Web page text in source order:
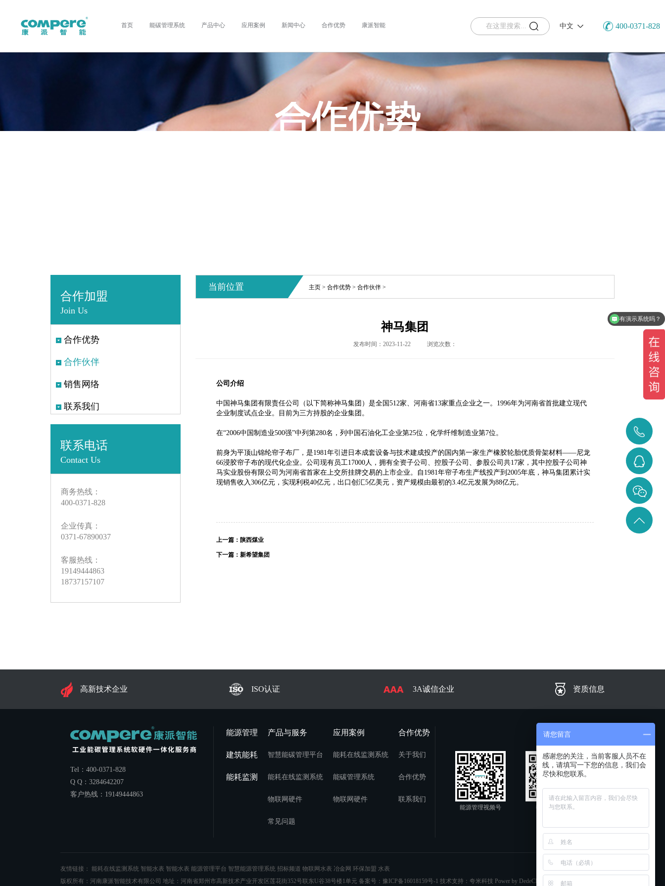
400-
0371-
3284642207
返回
首页 能碳管理系统 产品中心 应用案例 新闻中心 合作优势 康派智能 中文 400-0371-828
合作加盟
Join Us
合作优势
合作伙伴
销售网络
联系我们
联系电话
Contact Us
商务热线：
400-0371-828
企业传真：
0371-67890037
客服热线：
19149444863
18737157107
当前位置 主页> 合作优势> 合作伙伴>
神马集团
发布时间：2023-11-22 浏览次数：
公司介绍
中国神马集团有限责任公司（以下简称神马集团）是全国512家、河南省13家重点企业之一。1996年为河南省首批建立现代
企业制度试点企业。目前为三方持股的企业集团。
在“2006中国制造业500强”中列第280名，列中国石油化工企业第25位，化学纤维制造业第7位。
前身为平顶山锦纶帘子布厂，是1981年引进日本成套设备与技术建成投产的国内第一家生产橡胶轮胎优质骨架材料——尼龙
66浸胶帘子布的现代化企业。公司现有员工17000人，拥有全资子公司、控股子公司、参股公司共17家，其中控股子公司神
马实业股份有限公司为河南省首家在上交所挂牌交易的上市企业。自1981年帘子布生产线投产到2005年底，神马集团累计实
现销售收入306亿元，实现利税40亿元，出口创汇5亿美元，资产规模由最初的3.4亿元发展为88亿元。
上一篇： 陕西煤业
下一篇： 新希望集团
高新技术企业 ISO认证 3A诚信企业 资质信息
Tel：400-0371-828
Q Q：3284642207
客户热线：19149444863
能源管理
建筑能耗
能耗监测
产品与服务
智慧能碳管理平台
能耗在线监测系统
物联网硬件
常见问题
应用案例
能耗在线监测系统
能碳管理系统
物联网硬件
合作优势
关于我们
合作优势
联系我们
能源管理视频号 微信公众号
友情链接： 能耗在线监测系统 智能水表 智能水表 能源管理平台 智慧能源管理系统 招标频道 物联网水表 冶金网 环保加盟 水表
版权所有：河南康派智能技术有限公司 地址：河南省郑州市高新技术产业开发区莲花街352号联东U谷38号楼1单元 备案号： 豫ICP备16018159号-1 技术支持：夸米科技 Power by DedeCMS
有演示系统吗？
请您留言
感谢您的关注，当前客服人员不在
线，请填写一下您的信息，我们会
尽快和您联系。